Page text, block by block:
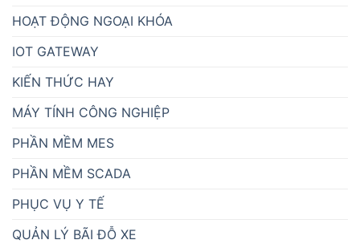
HOẠT ĐỘNG NGOẠI KHÓA
IOT GATEWAY
KIẾN THỨC HAY
MÁY TÍNH CÔNG NGHIỆP
PHẦN MỀM MES
PHẦN MỀM SCADA
PHỤC VỤ Y TẾ
QUẢN LÝ BÃI ĐỖ XE